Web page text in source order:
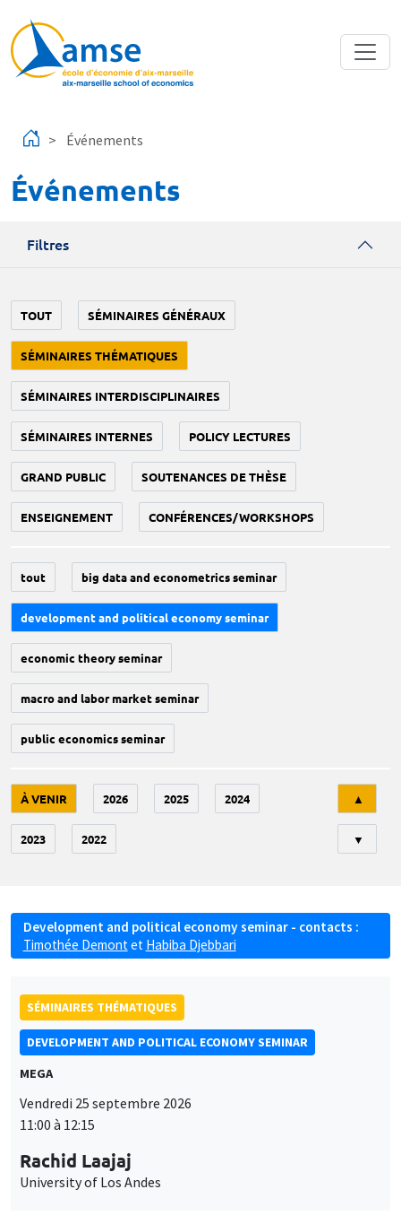
Événements
Événements
Filtres
TOUT SÉMINAIRES GÉNÉRAUX
SÉMINAIRES THÉMATIQUES
SÉMINAIRES INTERDISCIPLINAIRES
SÉMINAIRES INTERNES POLICY LECTURES
GRAND PUBLIC SOUTENANCES DE THÈSE
ENSEIGNEMENT CONFÉRENCES/WORKSHOPS
tout big data and econometrics seminar
development and political economy seminar
economic theory seminar
macro and labor market seminar
public economics seminar
À VENIR 2026 2025 2024
2023 2022
▲
▼
Development and political economy seminar - contacts :
Timothée Demont et Habiba Djebbari
SÉMINAIRES THÉMATIQUES
DEVELOPMENT AND POLITICAL ECONOMY SEMINAR
MEGA
Vendredi 25 septembre 2026
11:00 à 12:15
Rachid Laajaj
University of Los Andes